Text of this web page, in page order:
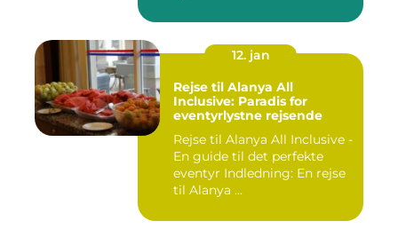
12. jan
Rejse til Alanya All
Inclusive: Paradis for
eventyrlystne rejsende
Rejse til Alanya All Inclusive -
En guide til det perfekte
eventyr Indledning: En rejse
til Alanya ...